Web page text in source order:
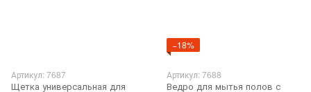
Артикул: 7687
Щетка универсальная для
−18%
Артикул: 7688
Ведро для мытья полов с